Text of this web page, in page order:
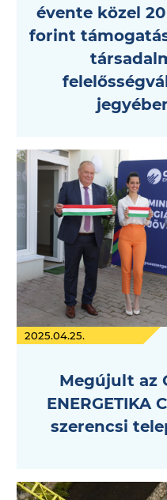
évente közel
forint
2025.04.25.
Megújult az
ENERGETIKA
szerencsi